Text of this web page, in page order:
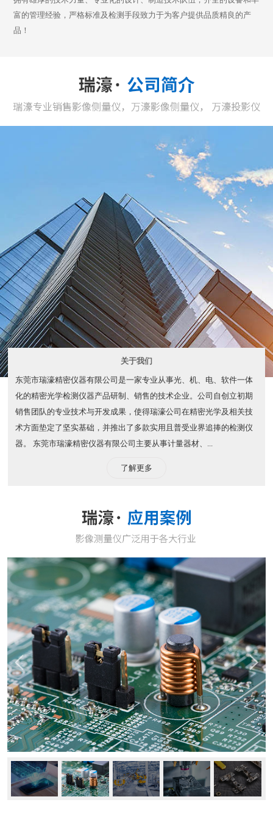
富的管理经验，严格标准及检测手段致力于为客户提供品质精良的产
品！
关于我们
东莞市瑞濠精密仪器有限公司是一家专业从事光、机、电、软件一体
化的精密光学检测仪器产品研制、销售的技术企业。公司自创立初期
销售团队的专业技术与开发成果，使得瑞濠公司在精密光学及相关技
术方面垫定了坚实基础，并推出了多款实用且普受业界追捧的检测仪
器。 东莞市瑞濠精密仪器有限公司主要从事计量器材、...
了解更多